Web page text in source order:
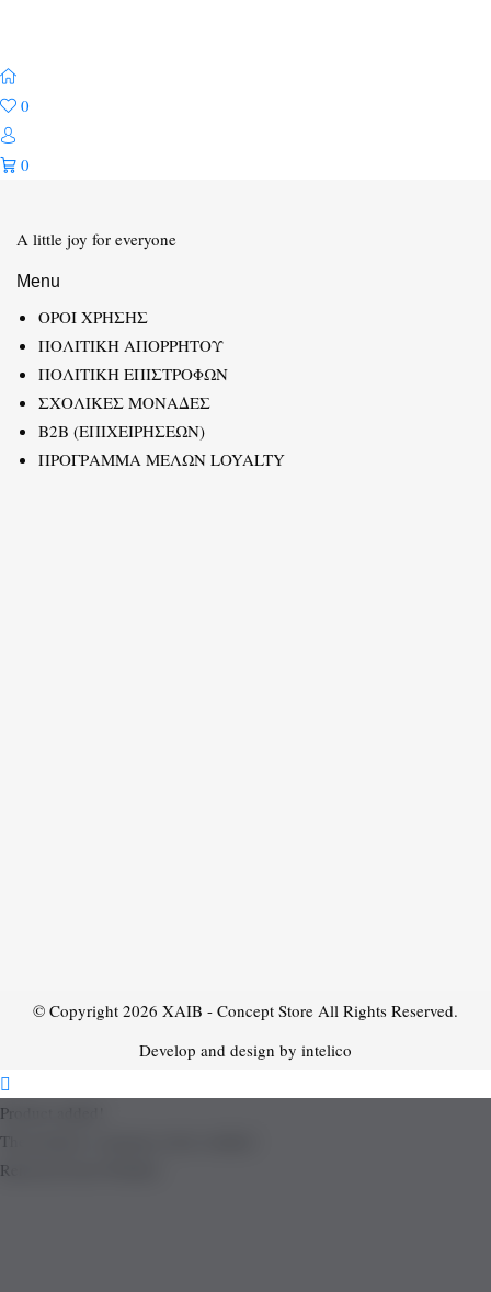
0
0
A little joy for everyone
Menu
ΟΡΟΙ ΧΡΗΣΗΣ
ΠΟΛΙΤΙΚΗ ΑΠΟΡΡΗΤΟΥ
ΠΟΛΙΤΙΚΗ ΕΠΙΣΤΡΟΦΩΝ
ΣΧΟΛΙΚΕΣ ΜΟΝΑΔΕΣ
B2B (ΕΠΙΧΕΙΡΗΣΕΩΝ)
ΠΡΟΓΡΑΜΜΑ ΜΕΛΩΝ LOYALTY
© Copyright 2026 XAIB - Concept Store All Rights Reserved.
Develop and design by intelico
Product added!
The product is already in the wishlist!
Removed from Wishlist